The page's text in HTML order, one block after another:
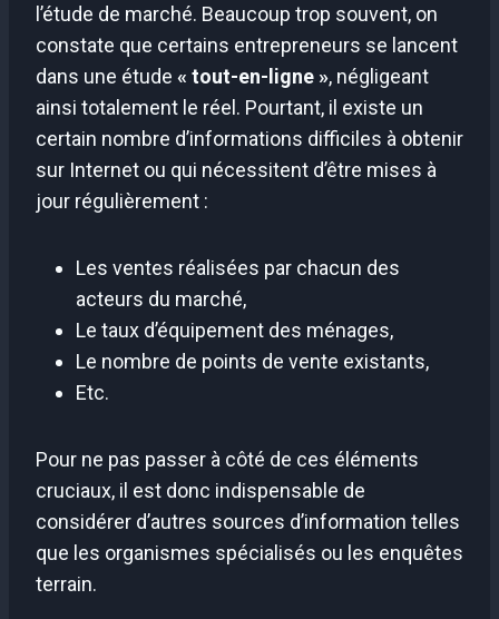
l’étude de marché. Beaucoup trop souvent, on
constate que certains entrepreneurs se lancent
dans une étude « tout-en-ligne », négligeant
ainsi totalement le réel. Pourtant, il existe un
certain nombre d’informations difficiles à obtenir
sur Internet ou qui nécessitent d’être mises à
jour régulièrement :
Les ventes réalisées par chacun des
acteurs du marché,
Le taux d’équipement des ménages,
Le nombre de points de vente existants,
Etc.
Pour ne pas passer à côté de ces éléments
cruciaux, il est donc indispensable de
considérer d’autres sources d’information telles
que les organismes spécialisés ou les enquêtes
terrain.